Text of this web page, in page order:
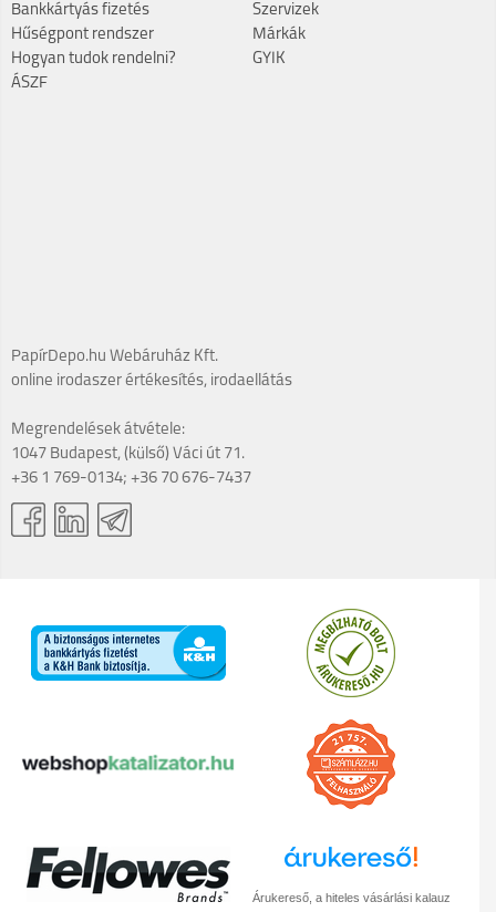
Bankkártyás fizetés
Hűségpont rendszer
Hogyan tudok rendelni?
ÁSZF
Szervizek
Márkák
GYIK
PapírDepo.hu Webáruház Kft.
online irodaszer értékesítés, irodaellátás
Megrendelések átvétele:
1047 Budapest, (külső) Váci út 71.
+36 1 769-0134; +36 70 676-7437
Árukereső, a hiteles vásárlási kalauz